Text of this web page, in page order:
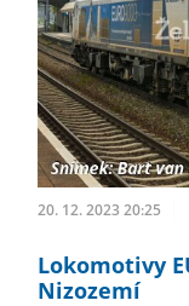
20. 12. 2023 20:25
Lokomotivy
Nizozemí